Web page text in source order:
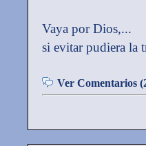
Vaya por Dios,...
si evitar pudiera la
Ver Comentarios